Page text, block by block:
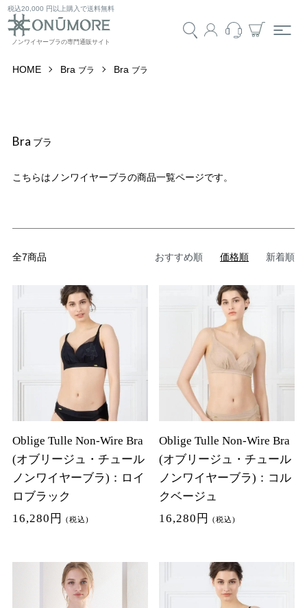
税込20,000 円以上購入で送料無料
HOME Bra ブラ Bra ブラ
Bra ブラ
こちらはノンワイヤーブラの商品一覧ページです。
全7商品 おすすめ順 価格順 新着順
Oblige Tulle Non-Wire Bra
(オブリージュ・チュール
ノンワイヤーブラ)：ロイ
ロブラック
16,280円
(税込)
Oblige Tulle Non-Wire Bra
(オブリージュ・チュール
ノンワイヤーブラ)：コル
クベージュ
16,280円
(税込)